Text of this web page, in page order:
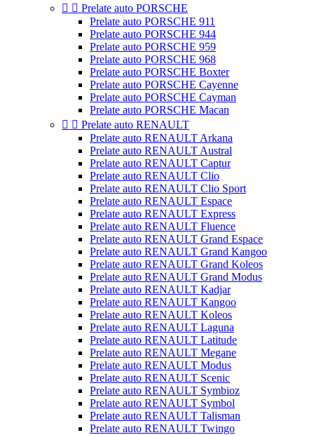
  Prelate auto PORSCHE
Prelate auto PORSCHE 911
Prelate auto PORSCHE 944
Prelate auto PORSCHE 959
Prelate auto PORSCHE 968
Prelate auto PORSCHE Boxter
Prelate auto PORSCHE Cayenne
Prelate auto PORSCHE Cayman
Prelate auto PORSCHE Macan
  Prelate auto RENAULT
Prelate auto RENAULT Arkana
Prelate auto RENAULT Austral
Prelate auto RENAULT Captur
Prelate auto RENAULT Clio
Prelate auto RENAULT Clio Sport
Prelate auto RENAULT Espace
Prelate auto RENAULT Express
Prelate auto RENAULT Fluence
Prelate auto RENAULT Grand Espace
Prelate auto RENAULT Grand Kangoo
Prelate auto RENAULT Grand Koleos
Prelate auto RENAULT Grand Modus
Prelate auto RENAULT Kadjar
Prelate auto RENAULT Kangoo
Prelate auto RENAULT Koleos
Prelate auto RENAULT Laguna
Prelate auto RENAULT Latitude
Prelate auto RENAULT Megane
Prelate auto RENAULT Modus
Prelate auto RENAULT Scenic
Prelate auto RENAULT Symbioz
Prelate auto RENAULT Symbol
Prelate auto RENAULT Talisman
Prelate auto RENAULT Twingo